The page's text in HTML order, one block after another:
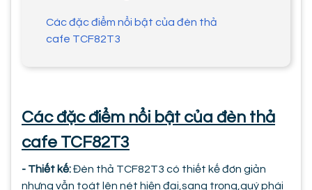
Các đặc điểm nổi bật của đèn thả
cafe TCF82T3
Các đặc điểm nổi bật của đèn thả
cafe TCF82T3
- Thiết kế:Đèn thả TCF82T3 có thiết kế đơn giản
nhưng vẫn toát lên nét hiện đại,sang trọng,quý phái